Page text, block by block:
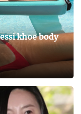
khoe body